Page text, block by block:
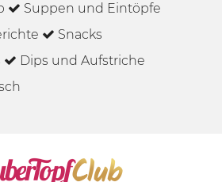
Suppen und Eintöpfe
Snacks
Dips und Aufstriche